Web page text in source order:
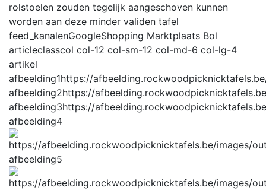
rolstoelen zouden tegelijk aangeschoven kunnen
worden aan deze minder validen tafel
feed_kanalenGoogleShopping Marktplaats Bol
articleclasscol col-12 col-sm-12 col-md-6 col-lg-4
artikel
afbeelding1https://
afbeelding2https://
afbeelding3https://
afbeelding4
afbeelding5